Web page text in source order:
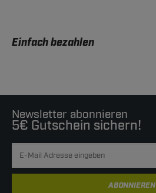
Einfach bezahlen
Newsletter abonnieren
5€ Gutschein sichern!
ABONNIEREN